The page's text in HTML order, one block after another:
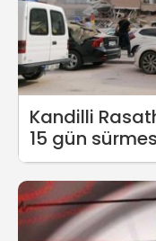
Kandilli
15 gün